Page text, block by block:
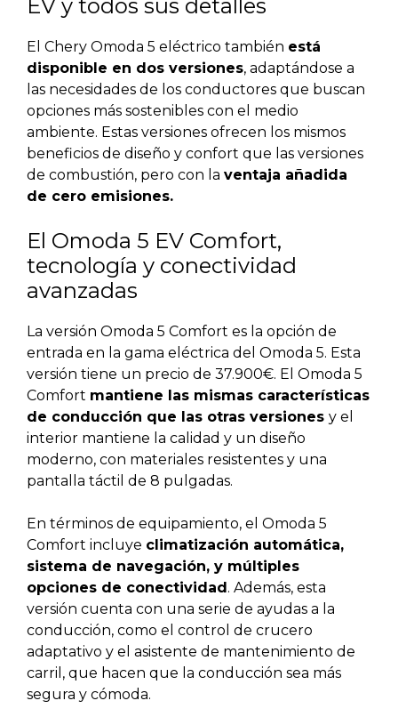
EV y todos sus detalles
El Chery Omoda 5 eléctrico también está
disponible en dos versiones, adaptándose a
las necesidades de los conductores que buscan
opciones más sostenibles con el medio
ambiente. Estas versiones ofrecen los mismos
beneficios de diseño y confort que las versiones
de combustión, pero con la ventaja añadida
de cero emisiones.
El Omoda 5 EV Comfort,
tecnología y conectividad
avanzadas
La versión Omoda 5 Comfort es la opción de
entrada en la gama eléctrica del Omoda 5. Esta
versión tiene un precio de 37.900€. El Omoda 5
Comfort mantiene las mismas características
de conducción que las otras versiones y el
interior mantiene la calidad y un diseño
moderno, con materiales resistentes y una
pantalla táctil de 8 pulgadas.
En términos de equipamiento, el Omoda 5
Comfort incluye climatización automática,
sistema de navegación, y múltiples
opciones de conectividad. Además, esta
versión cuenta con una serie de ayudas a la
conducción, como el control de crucero
adaptativo y el asistente de mantenimiento de
carril, que hacen que la conducción sea más
segura y cómoda.